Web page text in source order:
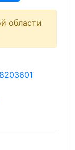
области